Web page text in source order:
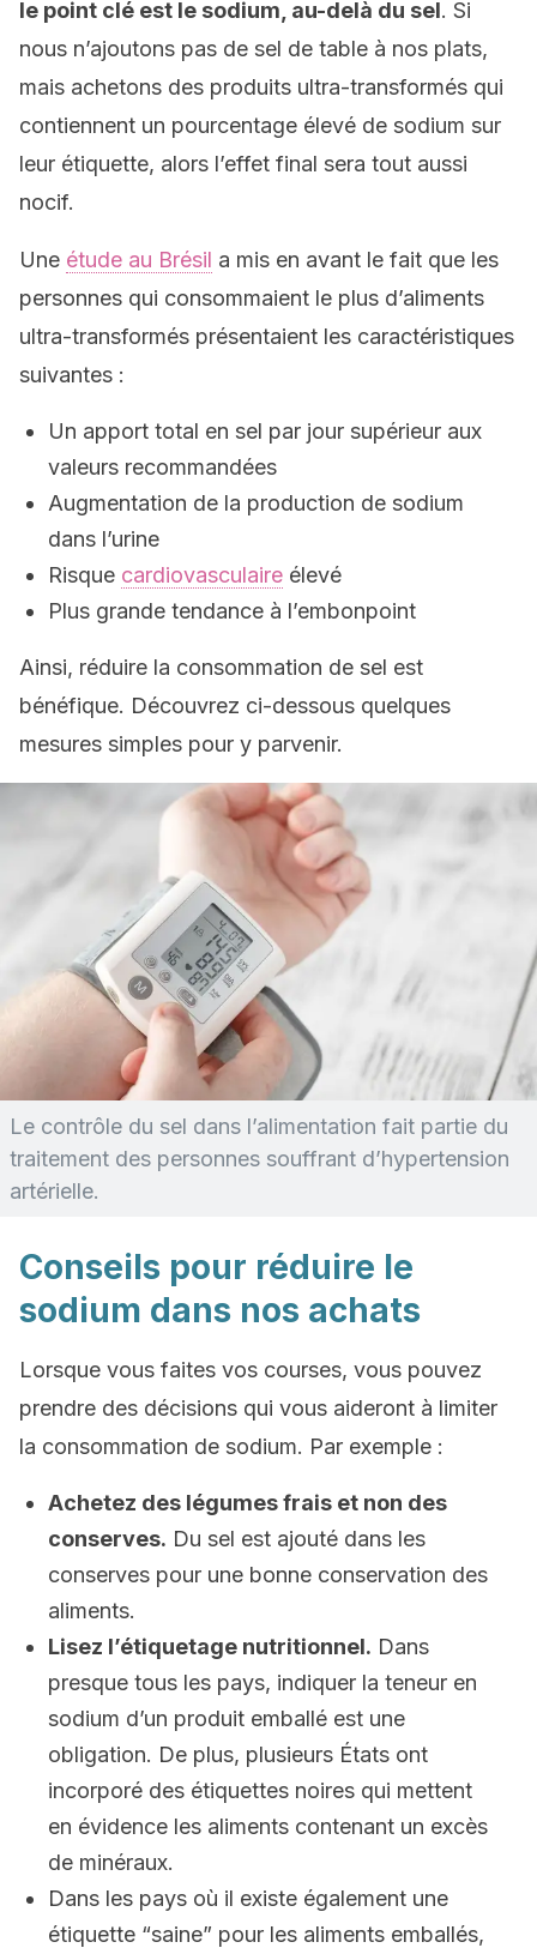
le point clé est le sodium, au-delà du sel. Si
nous n’ajoutons pas de sel de table à nos plats,
mais achetons des produits ultra-transformés qui
contiennent un pourcentage élevé de sodium sur
leur étiquette, alors l’effet final sera tout aussi
nocif.
Une étude au Brésil a mis en avant le fait que les
personnes qui consommaient le plus d’aliments
ultra-transformés présentaient les caractéristiques
suivantes :
Un apport total en sel par jour supérieur aux
valeurs recommandées
Augmentation de la production de sodium
dans l’urine
Risque cardiovasculaire élevé
Plus grande tendance à l’embonpoint
Ainsi, réduire la consommation de sel est
bénéfique. Découvrez ci-dessous quelques
mesures simples pour y parvenir.
Le contrôle du sel dans l’alimentation fait partie du
traitement des personnes souffrant d’hypertension
artérielle.
Conseils pour réduire le
sodium dans nos achats
Lorsque vous faites vos courses, vous pouvez
prendre des décisions qui vous aideront à limiter
la consommation de sodium. Par exemple :
Achetez des légumes frais et non des
conserves. Du sel est ajouté dans les
conserves pour une bonne conservation des
aliments.
Lisez l’étiquetage nutritionnel. Dans
presque tous les pays, indiquer la teneur en
sodium d’un produit emballé est une
obligation. De plus, plusieurs États ont
incorporé des étiquettes noires qui mettent
en évidence les aliments contenant un excès
de minéraux.
Dans les pays où il existe également une
étiquette “saine” pour les aliments emballés,